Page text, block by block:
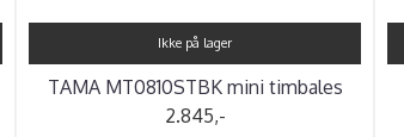
Ikke på lager
TAMA MT0810STBK mini timbales
2.845,-